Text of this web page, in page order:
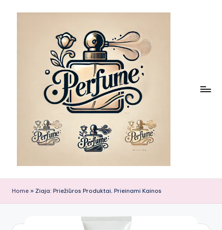
Home » Ziaja: Priežiūros Produktai, Prieinami Kainos